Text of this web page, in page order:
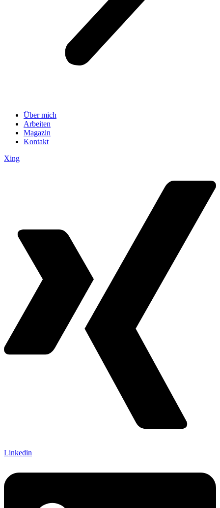
Über mich
Arbeiten
Magazin
Kontakt
Xing
Linkedin